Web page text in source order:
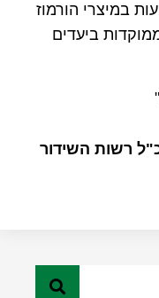
במיצרי הורמוז
ביעדים
רשות השידור